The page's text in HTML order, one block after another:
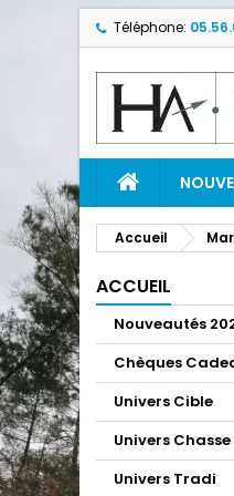
Téléphone:
Accueil
ACCUEIL
Nouveautés
Chèques
Univers Cible
Univers Chasse
Univers Tradi